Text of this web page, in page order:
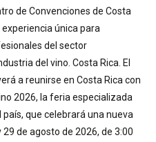
de Convenciones de Costa
única para
del sector
del vino. Costa Rica. El
a reunirse en Costa Rica con
2026, la feria especializada
que celebrará una nueva
29 de agosto de 2026, de 3:00